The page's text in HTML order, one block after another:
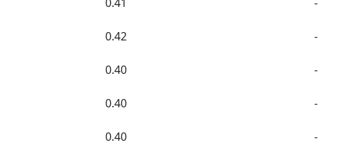
0.42 -
0.40 -
0.40 -
0.40 -